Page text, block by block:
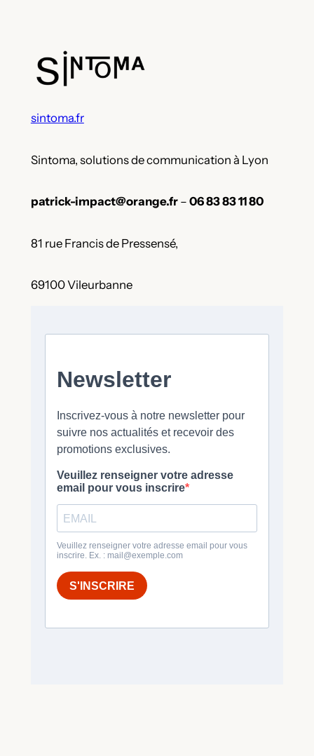
sintoma.fr
Sintoma, solutions de communication à Lyon
patrick-impact@orange.fr – 06 83 83 11 80
81 rue Francis de Pressensé,
69100 Vileurbanne